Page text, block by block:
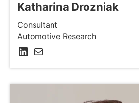
Katharina Drozniak
Consultant
Automotive Research
LinkedIn